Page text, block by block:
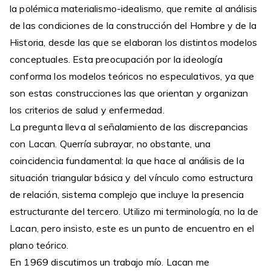
la polémica materialismo-idealismo, que remite al análisis
de las condiciones de la construcción del Hombre y de la
Historia, desde las que se elaboran los distintos modelos
conceptuales. Esta preocupación por la ideología
conforma los modelos teóricos no especulativos, ya que
son estas construcciones las que orientan y organizan
los criterios de salud y enfermedad.
La pregunta lleva al señalamiento de las discrepancias
con Lacan. Querría subrayar, no obstante, una
coincidencia fundamental: la que hace al análisis de la
situación triangular básica y del vínculo como estructura
de relación, sistema complejo que incluye la presencia
estructurante del tercero. Utilizo mi terminología, no la de
Lacan, pero insisto, este es un punto de encuentro en el
plano teórico.
En 1969 discutimos un trabajo mío. Lacan me